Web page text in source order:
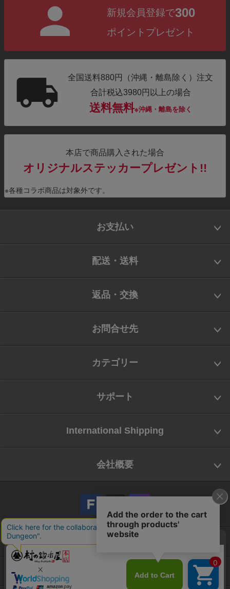
新規会員登録で300
ポイントプレゼント
全国送料880円（沖縄・離島除く）注文
合計税込3980円以上の場合
送料無料※沖縄・離島を除く
本店で商品購入された場合
オリジナルステッカープレゼント!!
※各種コラボ商品は対象外です。
お支払い
配送・送料
返品・交換
お問合せ先
カテゴリー
サポート
International Shipping
会社概要
会社概要
お問い合わせ